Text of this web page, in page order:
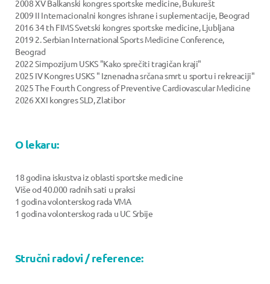
2008 XV Balkanski kongres sportske medicine, Bukurešt
2009 II Internacionalni kongres ishrane i suplementacije, Beograd
2016 34 th FIMS Svetski kongres sportske medicine, Ljubljana
2019 2. Serbian International Sports Medicine Conference,
Beograd
2022 Simpozijum USKS "Kako sprečiti tragičan kraji"
2025 IV Kongres USKS " Iznenadna srčana smrt u sportu i rekreaciji"
2025 The Fourth Congress of Preventive Cardiovascular Medicine
2026 XXI kongres SLD, Zlatibor
O lekaru:
18 godina iskustva iz oblasti sportske medicine
Više od 40.000 radnih sati u praksi
1 godina volonterskog rada VMA
1 godina volonterskog rada u UC Srbije
Stručni radovi / reference: